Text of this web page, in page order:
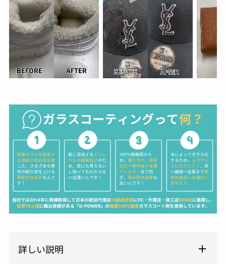
詳しい説明